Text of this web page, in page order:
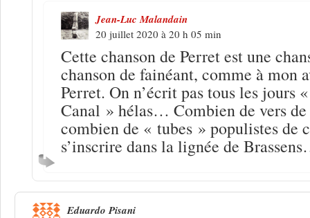
Jean-Luc Malandain
20 juillet 2020 à 20 h 05 min
Cette chanson de Perret est une
chanson de fainéant, comme à mon
Perret. On n’écrit pas tous les jours
Canal » hélas… Combien de vers
combien de « tubes » populistes de
s’inscrire dans la lignée de
Eduardo Pisani